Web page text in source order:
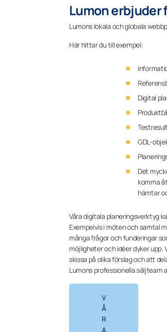
Lumon erbjuder
Lumons lokala och globala
Här hittar du till exempel:
Digital
GDL-
Det
komma
hämtar
Våra digitala planeringsverktyg
Exempelvis i möten och samtal
många frågor och funderingar
möjligheter och idéer dyker
skissa på olika förslag och att
Lumons professionella säljteam
V
Å
R
A